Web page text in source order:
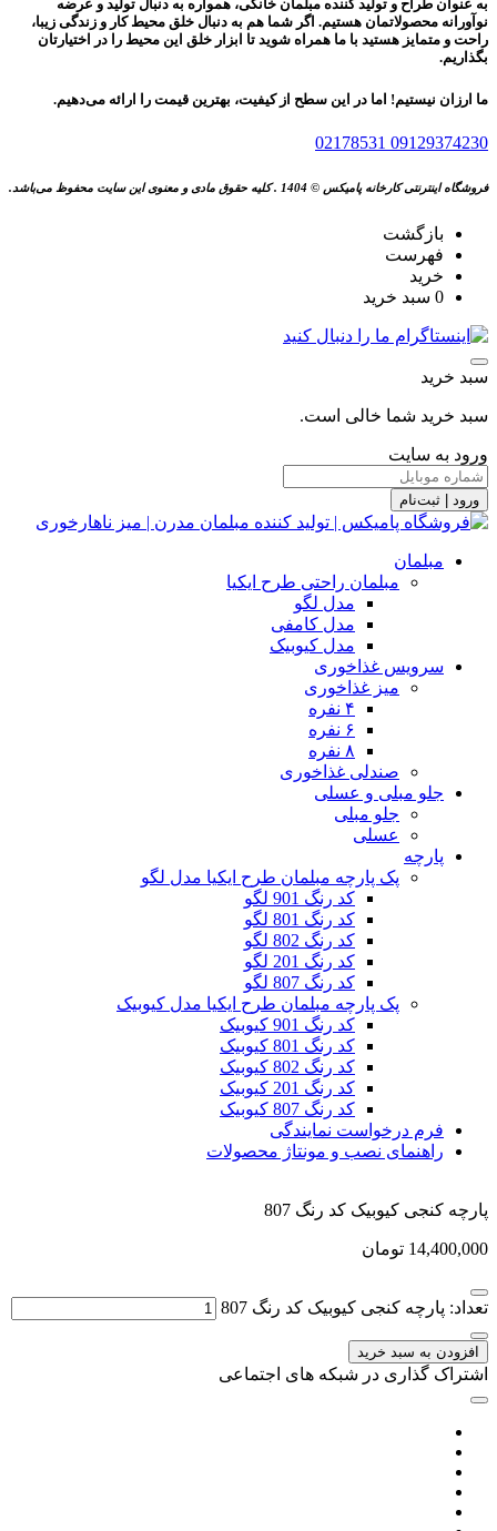
به عنوان طراح و تولید کننده مبلمان خانگی، همواره به دنبال تولید و عرضه
نوآورانه محصولاتمان هستیم. اگر شما هم به دنبال خلق محیط کار و زندگی زیبا،
راحت و متمایز هستید با ما همراه شوید تا ابزار خلق این محیط را در اختیارتان
بگذاریم.
ما ارزان نیستیم! اما در این سطح از کیفیت، بهترین قیمت را ارائه می‌دهیم.
09129374230
02178531
فروشگاه اینترنتی کارخانه پامیکس © 1404 . کلیه حقوق مادی و معنوی این سایت محفوظ می‌باشد.
بازگشت
فهرست
خرید
0 سبد خرید
سبد خرید
سبد خرید شما خالی است.
ورود به سایت
ورود | ثبت‌نام
مبلمان
مبلمان راحتی طرح ایکیا
مدل لگو
مدل کامفی
مدل کیوبیک
سرویس غذاخوری
میز غذاخوری
۴ نفره
۶ نفره
۸ نفره
صندلی غذاخوری
جلو مبلی و عسلی
جلو مبلی
عسلی
پارچه
پک پارچه مبلمان طرح ایکیا مدل لگو
کد رنگ 901 لگو
کد رنگ 801 لگو
کد رنگ 802 لگو
کد رنگ 201 لگو
کد رنگ 807 لگو
پک پارچه مبلمان طرح ایکیا مدل کیوبیک
کد رنگ 901 کیوبیک
کد رنگ 801 کیوبیک
کد رنگ 802 کیوبیک
کد رنگ 201 کیوبیک
کد رنگ 807 کیوبیک
فرم درخواست نمایندگی
راهنمای نصب و مونتاژ محصولات
پارچه کنجی کیوبیک کد رنگ 807
14,400,000 تومان
تعداد: پارچه کنجی کیوبیک کد رنگ 807
افزودن به سبد خرید
اشتراک گذاری در شبکه های اجتماعی